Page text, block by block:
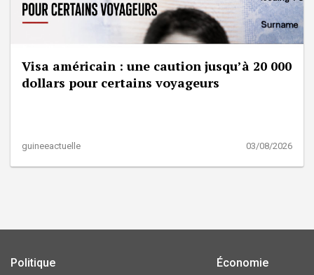
Visa américain : une caution jusqu’à 20 000
dollars pour certains voyageurs
guineeactuelle 03/08/2026
Politique Économie